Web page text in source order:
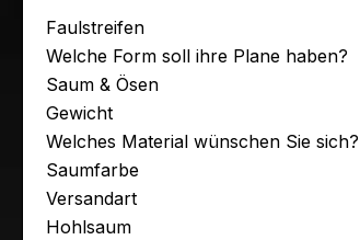
Faulstreifen
Welche Form soll ihre Plane haben?
Saum & Ösen
Gewicht
Welches Material wünschen Sie sich?
Saumfarbe
Versandart
Hohlsaum